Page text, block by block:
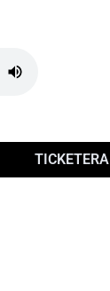
TICKETERA